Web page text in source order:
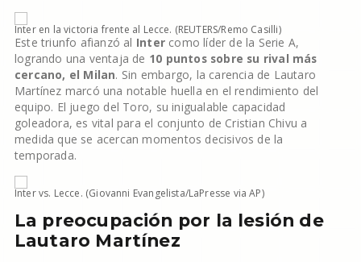
Inter en la victoria frente al Lecce. (REUTERS/Remo Casilli)
Este triunfo afianzó al Intercomo líder de la Serie A,
logrando una ventaja de 10 puntos sobre su rival más
cercano, el Milan. Sin embargo, la carencia de Lautaro
Martínez marcó una notable huella en el rendimiento del
equipo. El juego del Toro, su inigualable capacidad
goleadora, es vital para el conjunto de Cristian Chivu a
medida que se acercan momentos decisivos de la
temporada.
Inter vs. Lecce. (Giovanni Evangelista/LaPresse via AP)
La preocupación por la lesión de
Lautaro Martínez